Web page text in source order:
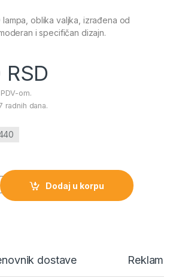
lampa, oblika valjka, izrađena od
i specifičan dizajn.
RSD
om.
radnih dana.
Dodaj u korpu
dostave